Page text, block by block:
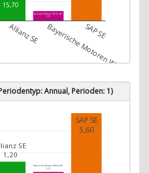
15,70
Bayerische Motoren Werke AG
5,03
Allianz SE Bayerische Motoren Werke AG
SAP SE
Annual, Perioden: 1)
SE
1,20
Bayerische Motoren Werke AG
0,27
SAP SE
5,60